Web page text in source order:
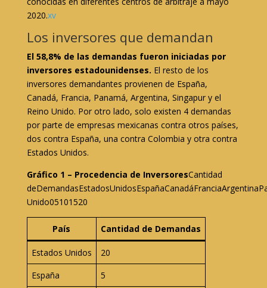
2020.xv
Los inversores que demandan
El 58,8% de las demandas fueron iniciadas por
inversores estadounidenses. El resto de los
inversores demandantes provienen de España,
Canadá, Francia, Panamá, Argentina, Singapur y el
Reino Unido. Por otro lado, solo existen 4 demandas
por parte de empresas mexicanas contra otros países,
dos contra España, una contra Colombia y otra contra
Estados Unidos.
Gráfico 1 – Procedencia de InversoresCantidad
Unido05101520
País Cantidad de Demandas
Estados Unidos
20
España
5